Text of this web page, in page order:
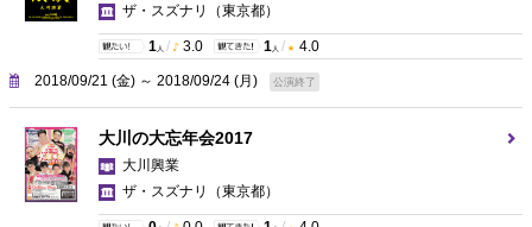
ザ・スズナリ
（東京都）
1 人 / 3.0 1 人 / 4.0
2018/09/21 (金) ～ 2018/09/24 (月) 公演終了
大川の大忘年会2017
大川興業
ザ・スズナリ
（東京都）